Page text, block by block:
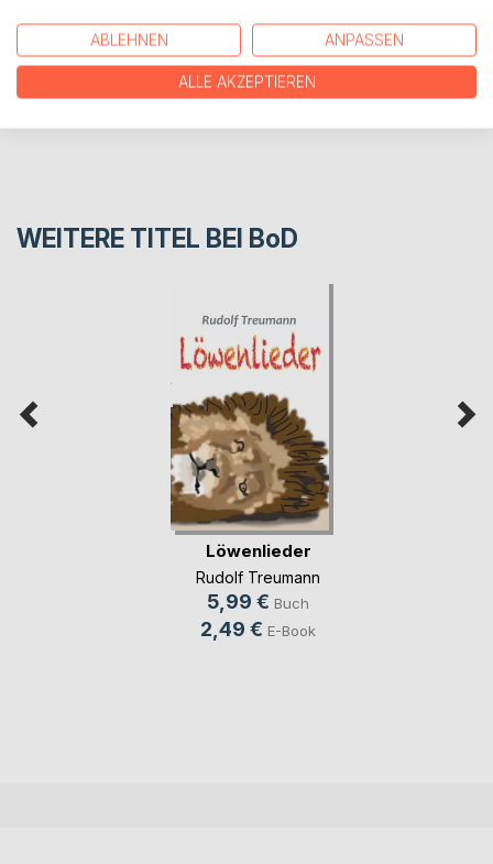
PRESSESTIMMEN
WEITERE TITEL BEI BoD
Löwenlieder
Rudolf Treumann
5,99 € Buch
2,49 € E-Book
ABLEHNEN ANPASSEN
ALLE AKZEPTIEREN